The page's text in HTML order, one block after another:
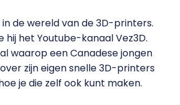
de wereld van de 3D-printers.
hij het Youtube-kanaal Vez3D.
waarop een Canadese jongen
zijn eigen snelle 3D-printers
je die zelf ook kunt maken.